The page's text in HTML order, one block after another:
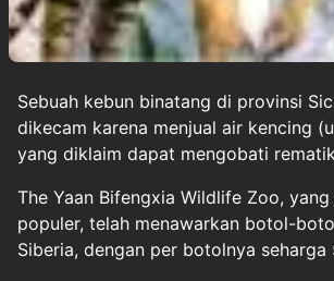
Sebuah kebun binatang di provinsi
dikecam karena menjual air kencing
yang diklaim dapat mengobati
The Yaan Bifengxia Wildlife Zoo,
populer, telah menawarkan botol-
Siberia, dengan per botolnya seharga